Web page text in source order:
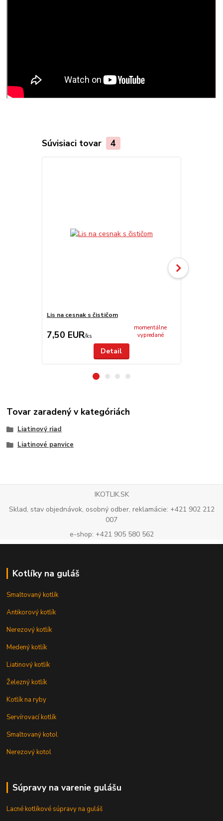
Súvisiaci tovar 4
Lis na cesnak s čističom
7,50 EUR/ks
momentálne
vypredané
Detail
Tovar zaradený v kategóriách
Liatinový riad
Liatinové panvice
IKOTLIK.SK
Sklad, stav objednávok, osobný odber, reklamácie: +421 902 212
007
e-shop: +421 905 580 562
Kotlíky na guláš
Smaltovaný kotlík
Antikorový kotlík
Nerezový kotlík
Medený kotlík
Liatinový kotlík
Železný kotlík
Kotlík na ryby
Servírovací kotlík
Smaltovaný kotol
Nerezový kotol
Súpravy na varenie gulášu
Lacné kotlíkové súpravy na guláš